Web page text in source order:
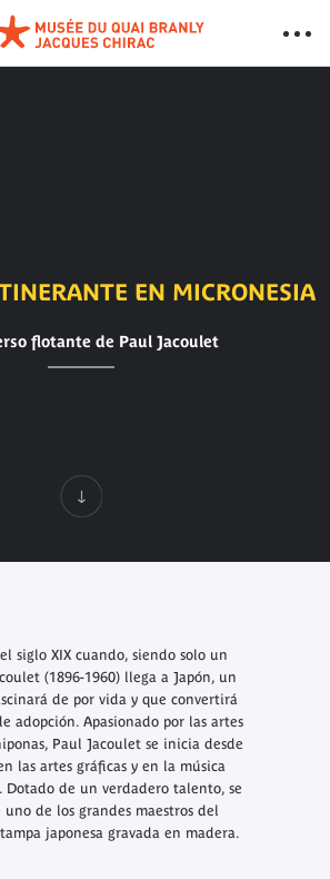
EN MICRONESIA
flotante de Paul Jacoulet
siglo XIX cuando, siendo solo un
(1896-1960) llega a Japón, un
de por vida y que convertirá
adopción. Apasionado por las artes
Paul Jacoulet se inicia desde
las artes gráficas y en la música
Dotado de un verdadero talento, se
de los grandes maestros del
japonesa gravada en madera.